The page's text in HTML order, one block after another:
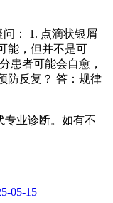
： 1. 点滴状银屑
能，但并不是可
患者可能会自愈，
防反复？ 答：规律
专业诊断。如有不
05-15